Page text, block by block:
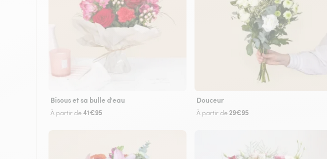
Bisous et sa bulle d'eau
À partir de41€95
Douceur
À partir de 29€95